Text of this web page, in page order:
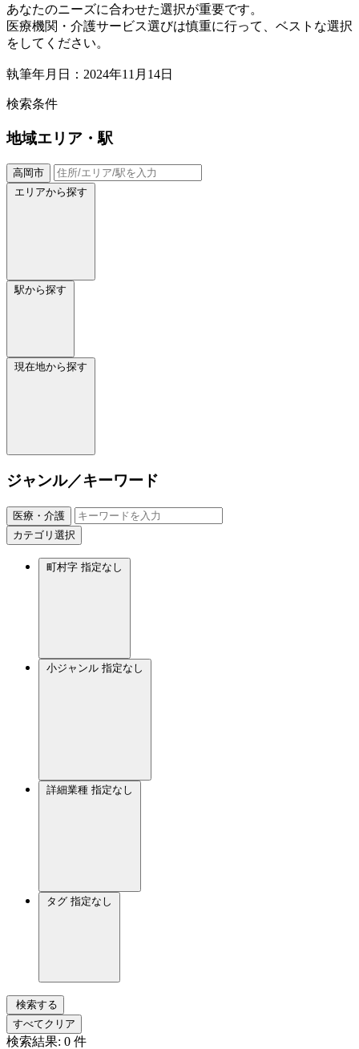
あなたのニーズに合わせた選択が重要です。
医療機関・介護サービス選びは慎重に行って、ベストな選択
をしてください。
執筆年月日：2024年11月14日
検索条件
地域エリア・駅
高岡市
エリアから探す
駅から探す
現在地から探す
ジャンル／キーワード
医療・介護
カテゴリ選択
町村字 指定なし
小ジャンル 指定なし
詳細業種 指定なし
タグ 指定なし
検索する
すべてクリア
検索結果: 0 件